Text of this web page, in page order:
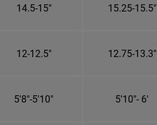
14.5-15" 15.25-15.5"
12-12.5" 12.75-13.3"
5'8"-5'10" 5'10"- 6'